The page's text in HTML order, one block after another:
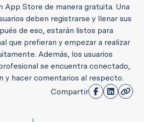
App Store de manera gratuita. Una
deben registrarse y llenar sus
de eso, estarán listos para
que prefieran y empezar a realizar
Además, los usuarios
se encuentra conectado,
y hacer comentarios al respecto.
Compartir